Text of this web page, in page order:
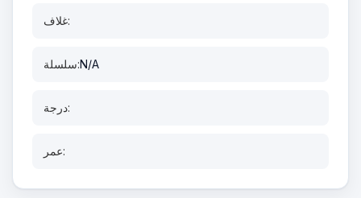
غلاف:
سلسلة:N/A
درجة:
عمر: